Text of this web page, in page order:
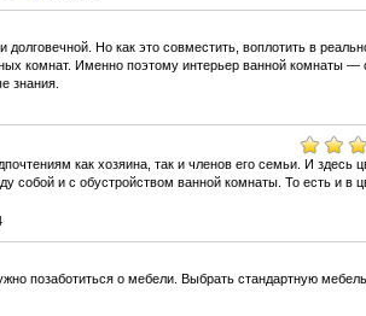
Но как это совместить, воплотить в
комнат. Именно поэтому интерьер ванной комнаты —
знания.
как хозяина, так и членов его семьи. И здесь
собой и с обустройством ванной комнаты. То есть и в
позаботиться о мебели. Выбрать стандартную